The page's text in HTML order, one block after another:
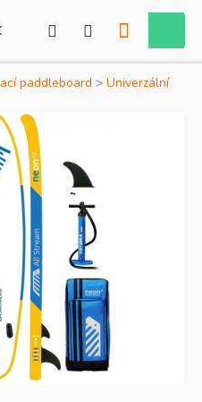
košík
paddleboard Univerzální